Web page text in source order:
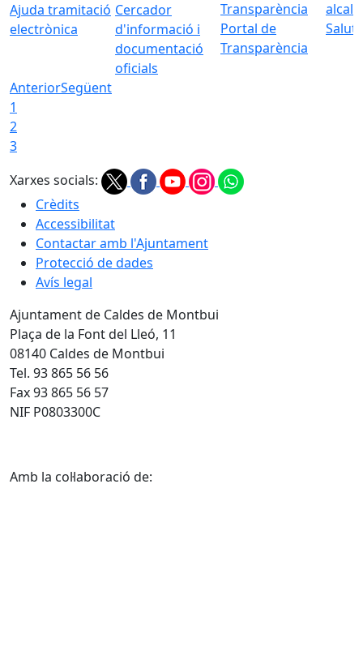
Ajuda tramitació
electrònica
Cercador
d'informació i
documentació
oficials
Portal de
Transparència
AnteriorSegüent
1
2
3
Xarxes socials:
Crèdits
Accessibilitat
Contactar amb l'Ajuntament
Protecció de dades
Avís legal
Ajuntament de Caldes de Montbui
Plaça de la Font del Lleó, 11
08140 Caldes de Montbui
Tel. 93 865 56 56
Fax 93 865 56 57
NIF P0803300C
Amb la col·laboració de: